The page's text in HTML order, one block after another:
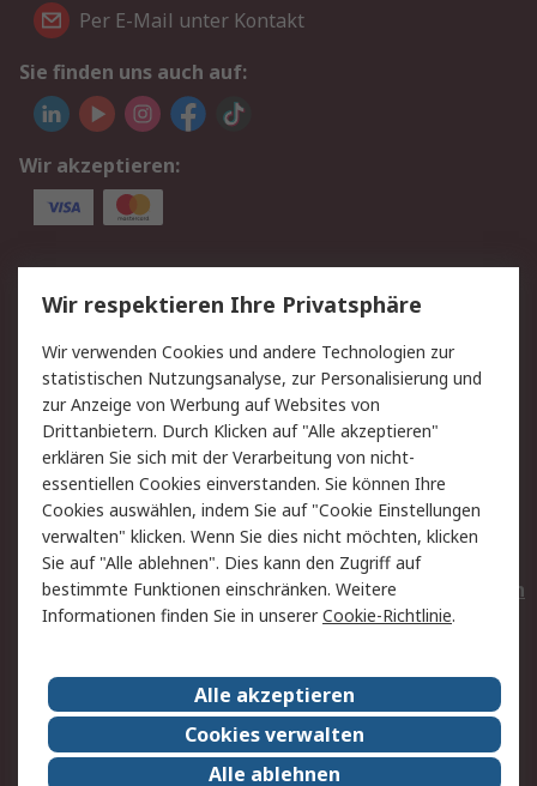
Per E-Mail unter Kontakt
Sie finden uns auch auf:
Wir akzeptieren:
Service
Value Added Services
Lieferlösungen
Rücksendungen
Kontakt
Hilfe
Privatkunden
Rechtliches
AGB
Datenschutz
Cookie-Richtlinie
Zahlungsbedingungen
Copyright/Impressum
Entsorgung
Elektrogeräte/Batterien
RS weltweit
Karriere bei RS
Nachhaltigkeit
Qualität/Umwelt/ZertifikatePresse-Center
Wir respektieren Ihre Privatsphäre
Wir verwenden Cookies und andere Technologien zur
statistischen Nutzungsanalyse, zur Personalisierung und
zur Anzeige von Werbung auf Websites von
Drittanbietern. Durch Klicken auf "Alle akzeptieren"
erklären Sie sich mit der Verarbeitung von nicht-
essentiellen Cookies einverstanden. Sie können Ihre
Cookies auswählen, indem Sie auf "Cookie Einstellungen
verwalten" klicken. Wenn Sie dies nicht möchten, klicken
Sie auf "Alle ablehnen". Dies kann den Zugriff auf
bestimmte Funktionen einschränken. Weitere
Informationen finden Sie in unsererCookie-Richtlinie.
Alle akzeptieren
Cookies verwalten
Alle ablehnen